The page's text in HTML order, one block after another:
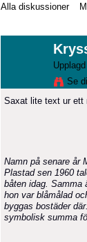
Alla diskussioner
Se
Saxat lite text ur ett
Namn på senare år
Plastad sen 1960
båten idag. Samma
hon var blåmålad
byggas bostäder
symbolisk summa